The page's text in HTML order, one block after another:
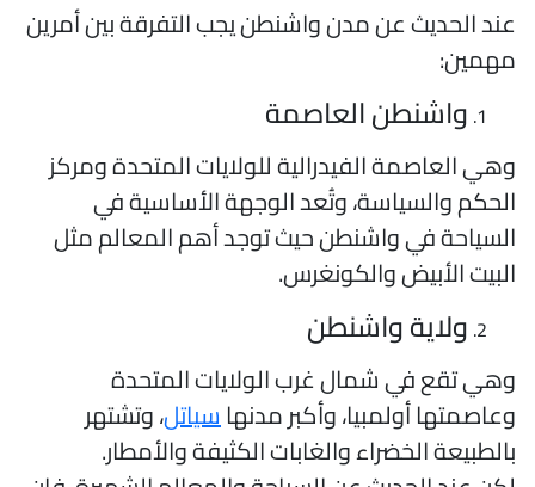
الحديث عن مدن واشنطن يجب التفرقة بين أمرين
واشنطن العاصمة
العاصمة الفيدرالية للولايات المتحدة ومركز
والسياسة، وتُعد الوجهة الأساسية في
في واشنطن حيث توجد أهم المعالم مثل
الأبيض والكونغرس.
ولاية واشنطن
تقع في شمال غرب الولايات المتحدة
أولمبيا، وأكبر مدنهاسياتل، وتشتهر
الخضراء والغابات الكثيفة والأمطار.